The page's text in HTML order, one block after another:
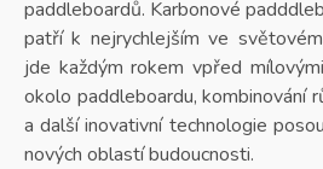
paddleboardů. Karbonové
patří k nejrychlejším ve
jde každým rokem vpřed
okolo paddleboardu, kombinování
a další inovativní technologie
nových oblastí budoucnosti.